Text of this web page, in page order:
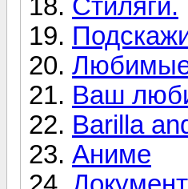
Стиляги.
Ваш
Barilla
Аниме